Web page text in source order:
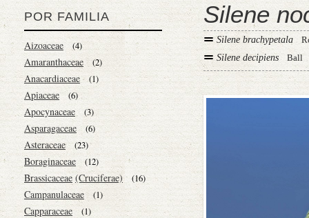
POR FAMILIA
Aizoaceae (4)
Amaranthaceae (2)
Anacardiaceae (1)
Apiaceae (6)
Apocynaceae (3)
Asparagaceae (6)
Asteraceae (23)
Boraginaceae (12)
Brassicaceae (Cruciferae) (16)
Campanulaceae (1)
Capparaceae (1)
Silene
Silene brachypetala
Silene decipiens
Ball